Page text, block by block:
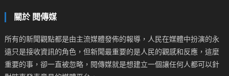
關於 閱傳媒
所有的新聞觀點都是由主流媒體發佈的報導，人民在媒體中扮演的永
遠只是接收資訊的角色，但新聞最重要的是人民的觀感和反應，這麼
重要的事，卻一直被忽略，閱傳媒就是想建立一個讓任何人都可以針